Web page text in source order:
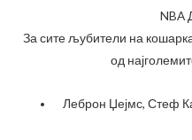
NBA
За сите љубители на
од
Леброн Џејмс, Стеф